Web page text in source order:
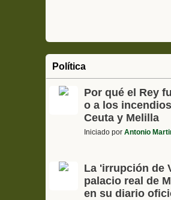
Política
Por qué el Rey
o a los
Ceuta y Melilla
Iniciado porAntonio
La 'irrupción de
palacio real de
en su diario